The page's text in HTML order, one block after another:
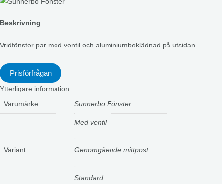
Beskrivning
Vridfönster par med ventil och aluminiumbeklädnad på utsidan.
Prisförfrågan
Ytterligare information
Varumärke Sunnerbo Fönster
Variant
Med ventil
,
Genomgående mittpost
,
Standard